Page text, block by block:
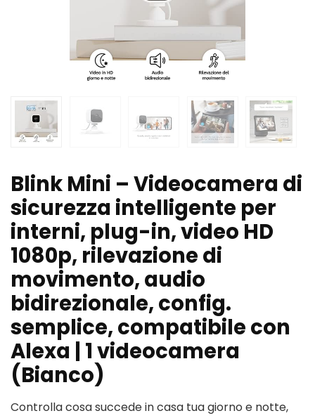
Blink Mini – Videocamera di
sicurezza intelligente per
interni, plug-in, video HD
1080p, rilevazione di
movimento, audio
bidirezionale, config.
semplice, compatibile con
Alexa | 1 videocamera
(Bianco)
Controlla cosa succede in casa tua giorno e notte,